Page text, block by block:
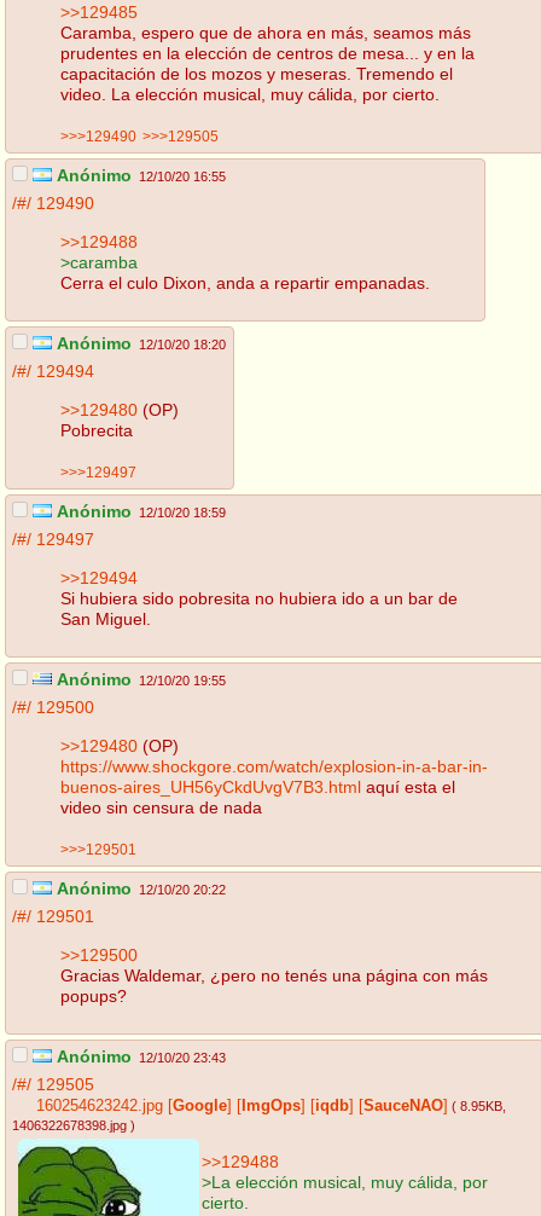
>>129485
Caramba, espero que de ahora en más, seamos más
prudentes en la elección de centros de mesa... y en la
capacitación de los mozos y meseras. Tremendo el
video. La elección musical, muy cálida, por cierto.
>>>129490 >>>129505
Anónimo 12/10/20 16:55
/#/ 129490
>>129488
>caramba
Cerra el culo Dixon, anda a repartir empanadas.
Anónimo 12/10/20 18:20
/#/ 129494
>>129480 (OP)
Pobrecita
>>>129497
Anónimo 12/10/20 18:59
/#/ 129497
>>129494
Si hubiera sido pobresita no hubiera ido a un bar de
San Miguel.
Anónimo 12/10/20 19:55
/#/ 129500
>>129480 (OP)
https://www.shockgore.com/watch/explosion-in-a-bar-in-
buenos-aires_UH56yCkdUvgV7B3.html aquí esta el
video sin censura de nada
>>>129501
Anónimo 12/10/20 20:22
/#/ 129501
>>129500
Gracias Waldemar, ¿pero no tenés una página con más
popups?
Anónimo 12/10/20 23:43
/#/ 129505
160254623242.jpg Google ImgOps iqdb SauceNAO ( 8.95KB
1406322678398.jpg )
>>129488
>La elección musical, muy cálida, por
cierto.